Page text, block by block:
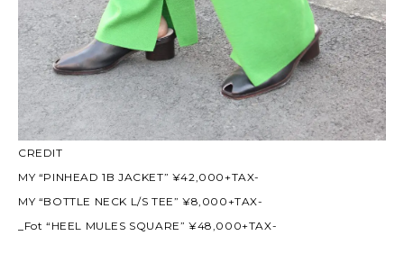
CREDIT
MY “PINHEAD 1B JACKET” ¥42,000+TAX-
MY “BOTTLE NECK L/S TEE” ¥8,000+TAX-
_Fot “HEEL MULES SQUARE” ¥48,000+TAX-